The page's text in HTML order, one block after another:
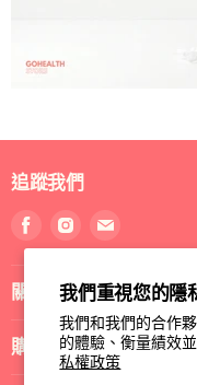
我們重視您的隱
我們和我們的合作
的體驗、衡量績效
私權政策
追蹤我們
到
Facebook
到
們
Instagram
到
們
電
郵
關於我們
購物指南